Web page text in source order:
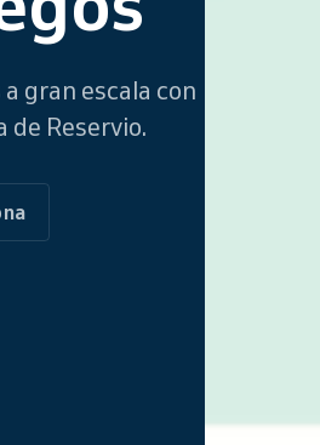
gran escala con
Reservio.